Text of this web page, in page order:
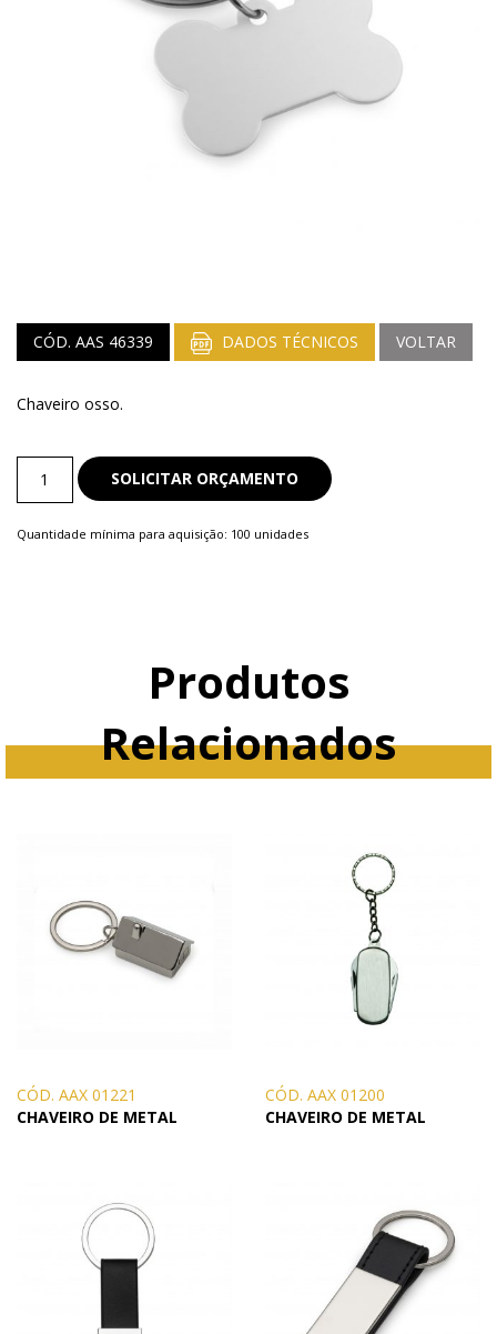
CÓD. AAS 46339 DADOS TÉCNICOS VOLTAR
Chaveiro osso.
quantity
SOLICITAR ORÇAMENTO
Quantidade mínima para aquisição: 100 unidades
Produtos
Relacionados
CÓD. AAX 01221
CHAVEIRO DE METAL
CÓD. AAX 01200
CHAVEIRO DE METAL